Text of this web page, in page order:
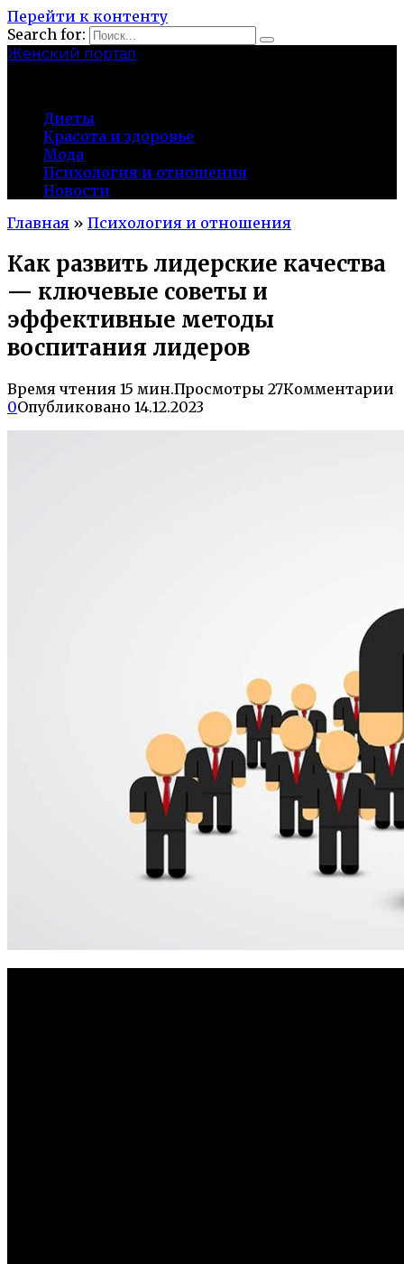
Перейти к контенту
Search for:
Женский портал
Диеты
Красота и здоровье
Мода
Психология и отношения
Новости
Главная » Психология и отношения
Как развить лидерские качества
— ключевые советы и
эффективные методы
воспитания лидеров
Время чтения 15 мин.Просмотры 27Комментарии
0Опубликовано 14.12.2023